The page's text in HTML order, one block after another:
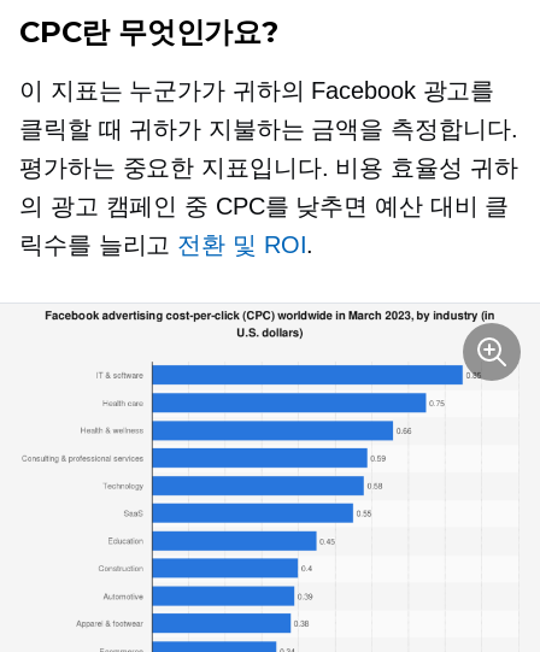
CPC란 무엇인가요?
이 지표는 누군가가 귀하의 Facebook 광고를
클릭할 때 귀하가 지불하는 금액을 측정합니다.
평가하는 중요한 지표입니다. 비용 효율성 귀하
의 광고 캠페인 중 CPC를 낮추면 예산 대비 클
릭수를 늘리고 전환 및 ROI.